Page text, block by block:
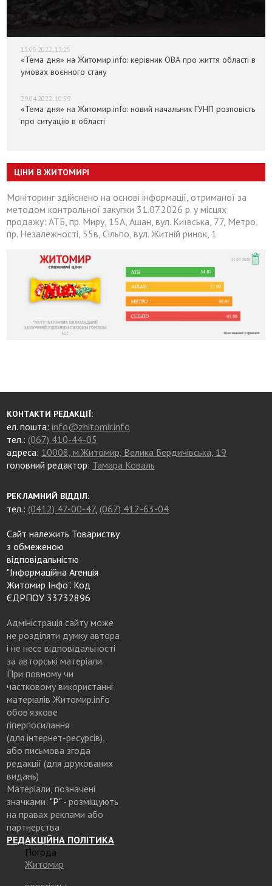
13.05.2022, 13:25
«Тема дня» на Житомир.info: керівник ОВА про життя області в
умовах воєнного стану
29.04.2022, 10:59
«Тема дня» на Житомир.info: новий начальник ГУНП розповість
про ситуацію в області
ЦІНИ В ЖИТОМИРІ
Моніторинг здійснено на основі інформації, отриманої за
методом контрольної закупки 31.07.2026 р. у місцях
продажу: АТБ, пр. Миру, 15А, Ашан, вул. Київська, 77, Метро,
пр. Незалежності, 55в, Сільпо, вул. Житній ринок, 1
КОНТАКТИ РЕДАКЦІЇ:
ел. пошта:info@zhitomir.info
тел.: (067) 410-44-05
адреса: 10008, м.Житомир, Велика Бердичівська, 19
головний редактор: Тамара Коваль
РЕКЛАМНИЙ ВІДДІЛ:
тел.: (0412) 47-00-47, (067) 412-63-04
Сайт належить Товариству
з обмеженою
відповідальністю
"Інформаційна Агенція
Житомир Інфо". Код
ЄДРПОУ 33732896
Адміністрація сайту може
не розділяти думку автора
і не несе відповідальності
за авторські матеріали.
При повному чи
частковому використанні
матеріалів Житомир.info
обов’язкове
гіперпосилання
(для інтернет-ресурсів),
або письмова згода
редакції (для друкованих
видань)
Матеріали, позначені
значками: "Р"- розміщують
на правах реклами або
партнерства
РЕДАКЦІЙНА ПОЛІТИКА
Погода
Житомир